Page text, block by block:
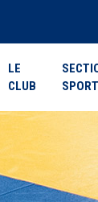
LE
CLUB